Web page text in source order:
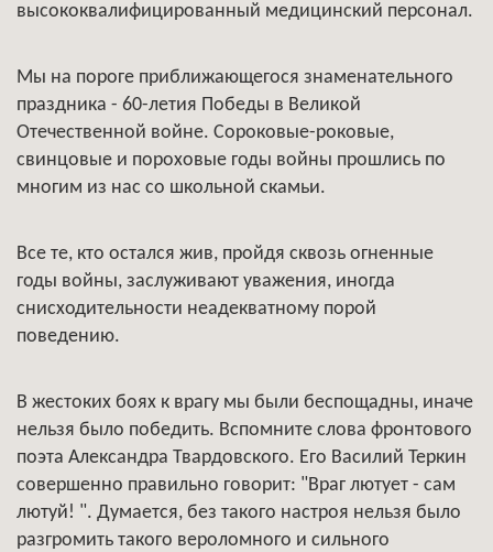
высококвалифицированный медицинский персонал.
Мы на пороге приближающегося знаменательного
праздника - 60-летия Победы в Великой
Отечественной войне. Сороковые-роковые,
свинцовые и пороховые годы войны прошлись по
многим из нас со школьной скамьи.
Все те, кто остался жив, пройдя сквозь огненные
годы войны, заслуживают уважения, иногда
снисходительности неадекватному порой
поведению.
В жестоких боях к врагу мы были беспощадны, иначе
нельзя было победить. Вспомните слова фронтового
поэта Александра Твардовского. Его Василий Теркин
совершенно правильно говорит: "Враг лютует - сам
лютуй! ". Думается, без такого настроя нельзя было
разгромить такого вероломного и сильного